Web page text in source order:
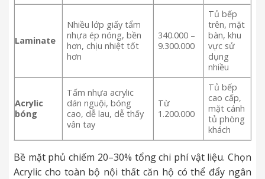
Laminate
Nhiều lớp giấy tẩm
nhựa ép nóng, bền
hơn, chịu nhiệt tốt
hơn
340.000 –
9.300.000
Tủ bếp
trên, mặt
bàn, khu
vực sử
dụng
nhiều
Acrylic
bóng
Tấm nhựa acrylic
dán nguội, bóng
cao, dễ lau, dễ thấy
vân tay
Từ
1.200.000
Tủ bếp
cao cấp,
mặt cánh
tủ phòng
khách
Bề mặt phủ chiếm 20–30% tổng chi phí vật liệu. Chọn
Acrylic cho toàn bộ nội thất căn hộ có thể đẩy ngân